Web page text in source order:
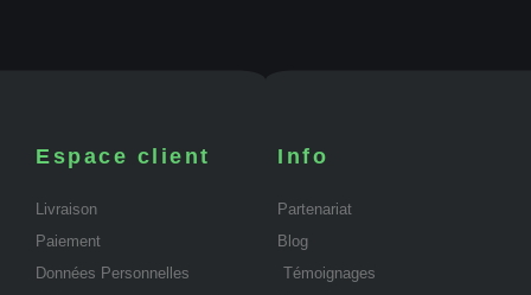
Espace client
Livraison
Paiement
Données Personnelles
Info
Partenariat
Blog
Témoignages